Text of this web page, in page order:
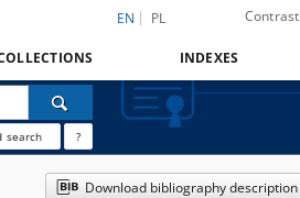
EN PL Contrast
INDEXES
search ?
Download bibliography description